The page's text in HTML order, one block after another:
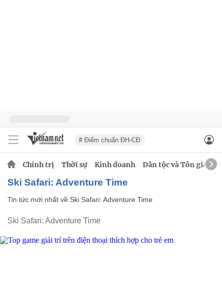
# Điểm chuẩn ĐH-CĐ
Chính trị Thời sự Kinh doanh Dân tộc và Tôn giáo
Ski Safari: Adventure Time
Tin tức mới nhất về Ski Safari: Adventure Time
Ski Safari: Adventure Time